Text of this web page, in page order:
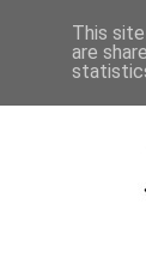
This
are